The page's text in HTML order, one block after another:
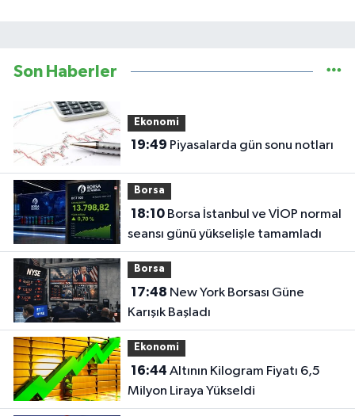
Son Haberler
Ekonomi
19:49 Piyasalarda gün sonu notları
Borsa
18:10Borsa İstanbul ve VİOP normal
seansı günü yükselişle tamamladı
Borsa
17:48
Karışık Başladı
Ekonomi
16:44
Milyon Liraya Yükseldi